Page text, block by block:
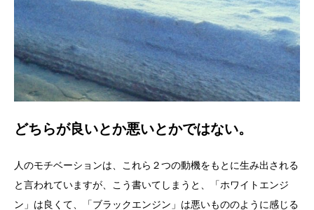
どちらが良いとか悪いとかではない。
人のモチベーションは、これら２つの動機をもとに生み出される
と言われていますが、こう書いてしまうと、「ホワイトエンジ
ン」は良くて、「ブラックエンジン」は悪いもののように感じる